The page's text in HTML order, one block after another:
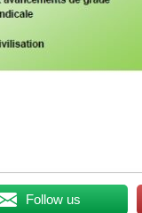
Follow us